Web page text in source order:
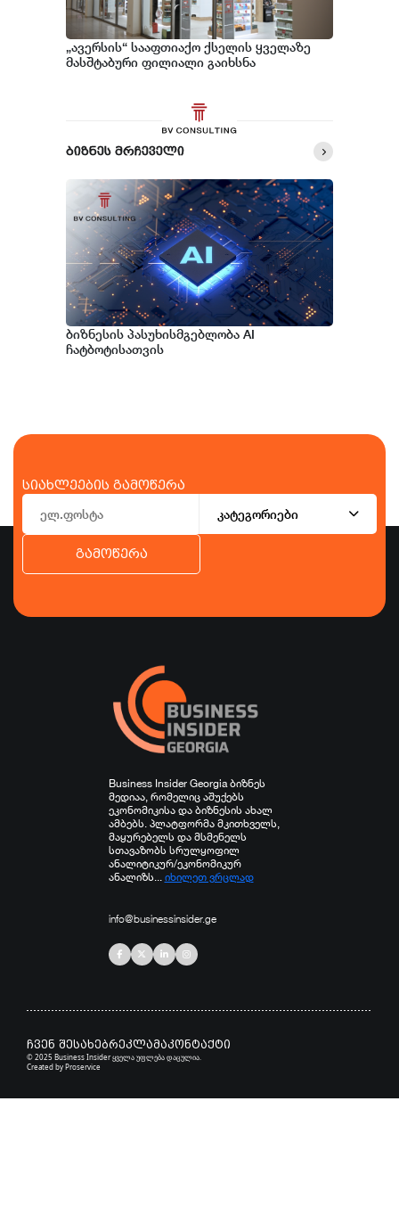
„ავერსის“ სააფთიაქო ქსელის ყველაზე
მასშტაბური ფილიალი გაიხსნა
ბიზნეს მრჩეველი
ბიზნესის პასუხისმგებლობა AI
ჩატბოტისათვის
სიახლეების გამოწერა
კატეგორიები
გამოწერა
Business Insider Georgia ბიზნეს
მედიაა, რომელიც აშუქებს
ეკონომიკისა და ბიზნესის ახალ
ამბებს. პლატფორმა მკითხველს,
მაყურებელს და მსმენელს
სთავაზობს სრულყოფილ
ანალიტიკურ/ეკონომიკურ
ანალიზს...
იხილეთ ვრცლად
info@businessinsider.ge
ჩვენ შესახებრეკლამაკონტაქტი
© 2025 Business Insider ყველა უფლება დაცულია.
Created byProservice